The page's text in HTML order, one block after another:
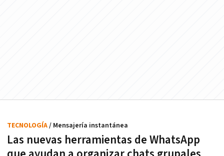
Las nuevas herramientas de WhatsApp
TECNOLOGÍA/ Mensajería instantánea